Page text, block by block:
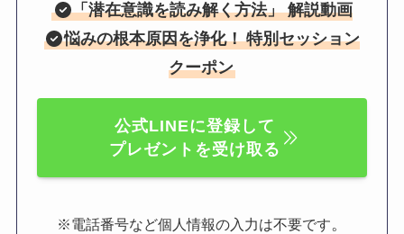
「潜在意識を読み解く方法」 解説動画
悩みの根本原因を浄化！ 特別セッション
クーポン
公式LINEに登録して
プレゼントを受け取る
※電話番号など個人情報の入力は不要です。